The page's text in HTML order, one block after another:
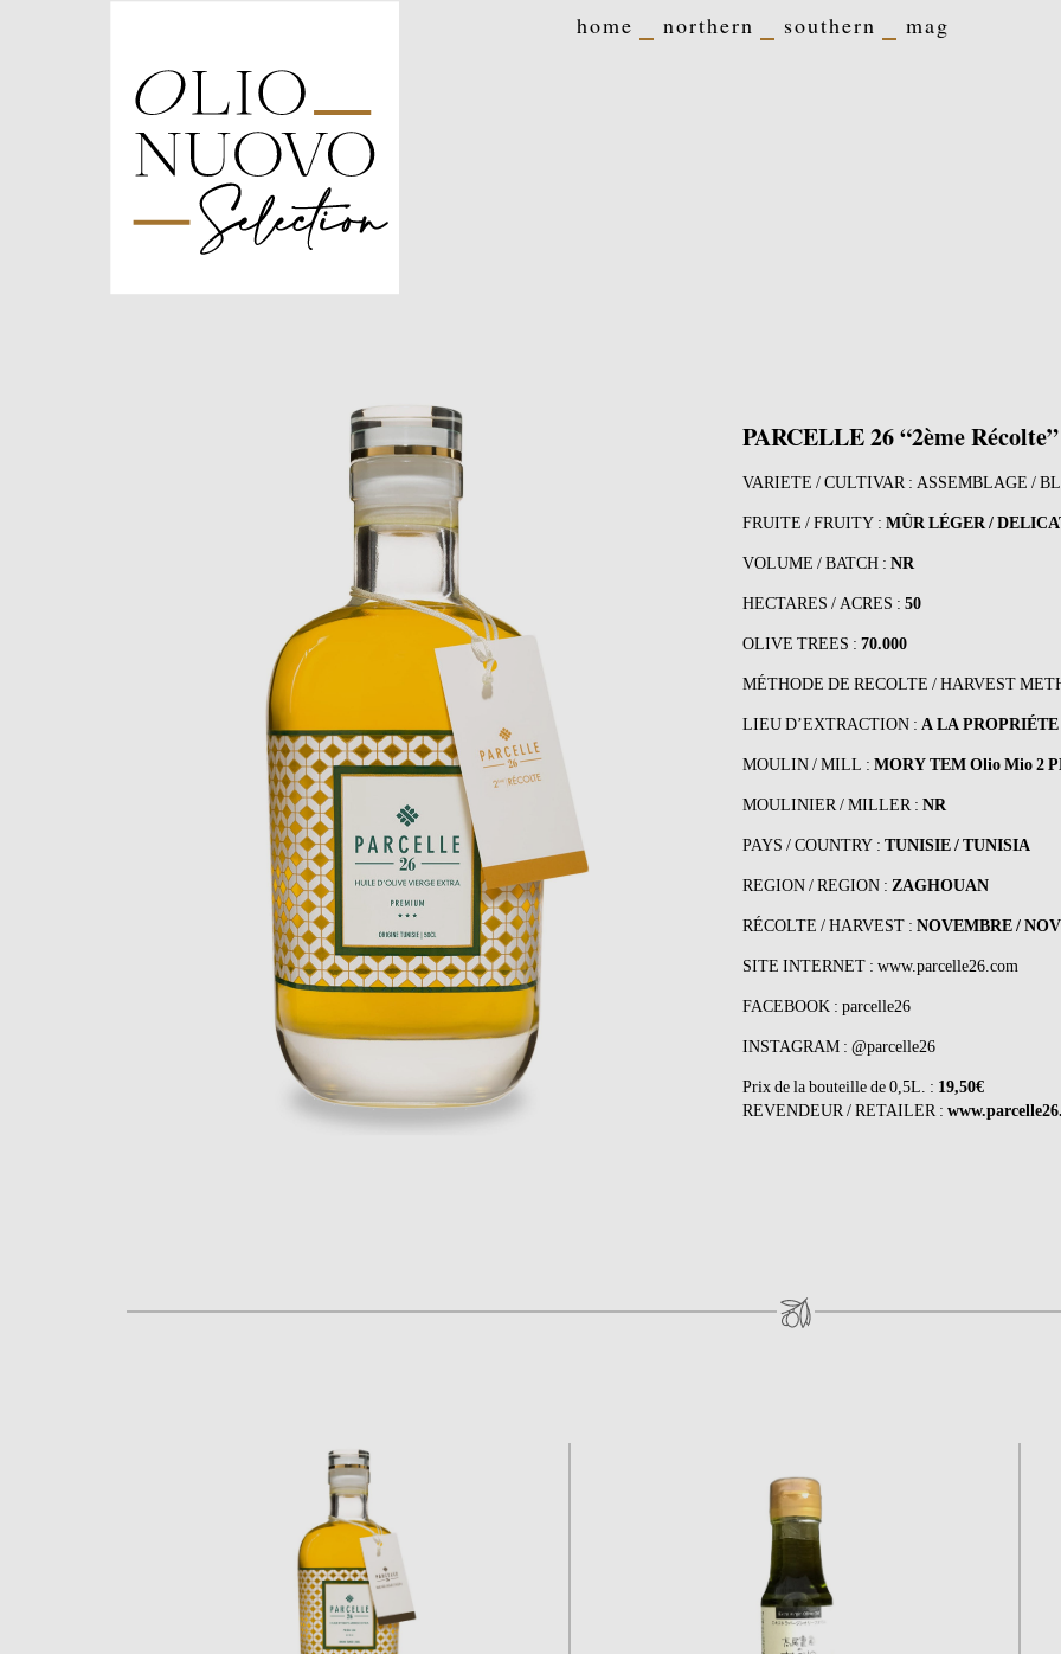
home northern southern mag
PARCELLE 26 “2ème Récolte”
VARIETE / CULTIVAR : ASSEMBLAGE /
FRUITE / FRUITY : MÛRLÉGER /
VOLUME / BATCH : NR
HECTARES / ACRES : 50
OLIVE TREES : 70.000
MÉTHODE DE RECOLTE / HARVEST
LIEU D’EXTRACTION : A LA
MOULIN / MILL : MORY TEM Olio Mio 2
MOULINIER / MILLER : NR
PAYS / COUNTRY : TUNISIE / TUNISIA
REGION / REGION : ZAGHOUAN
RÉCOLTE / HARVEST : NOVEMBRE /
SITE INTERNET : www.parcelle26.com
FACEBOOK : parcelle26
INSTAGRAM : @parcelle26
Prix de la bouteille de 0,5L. : 19,50€
REVENDEUR / RETAILER :